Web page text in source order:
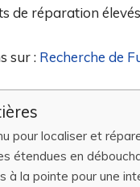
de réparation
sur : Recherche de
pour localiser et
étendues en
à la pointe pour une